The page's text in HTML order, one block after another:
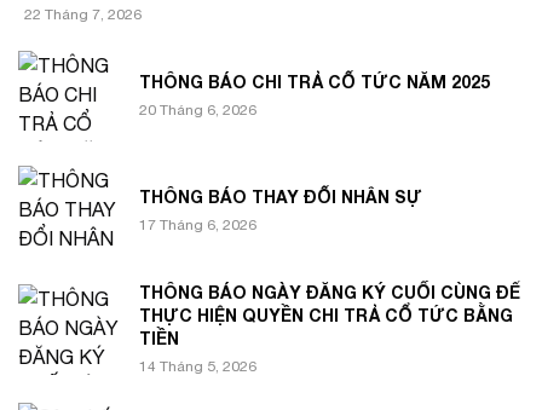
22 Tháng 7, 2026
THÔNG BÁO CHI TRẢ CỔ TỨC NĂM 2025
20 Tháng 6, 2026
THÔNG BÁO THAY ĐỔI NHÂN SỰ
17 Tháng 6, 2026
THÔNG BÁO NGÀY ĐĂNG KÝ CUỐI CÙNG ĐỂ
THỰC HIỆN QUYỀN CHI TRẢ CỔ TỨC BẰNG
TIỀN
14 Tháng 5, 2026